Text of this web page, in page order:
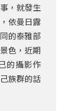
，就發生
依曼日露
的泰雅部
色，近期
的攝影作
族群的話